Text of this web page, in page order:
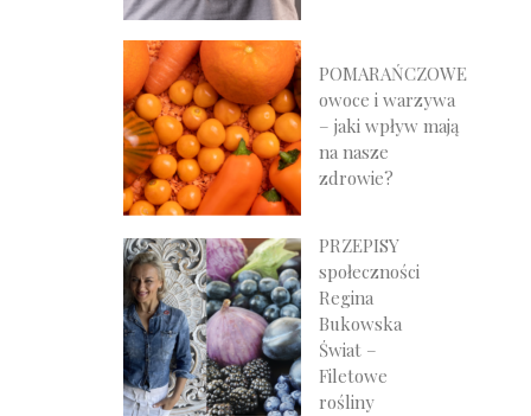
POMARAŃCZOWE
owoce i warzywa
– jaki wpływ mają
na nasze
zdrowie?
PRZEPISY
społeczności
Regina
Bukowska
Świat –
Filetowe
rośliny